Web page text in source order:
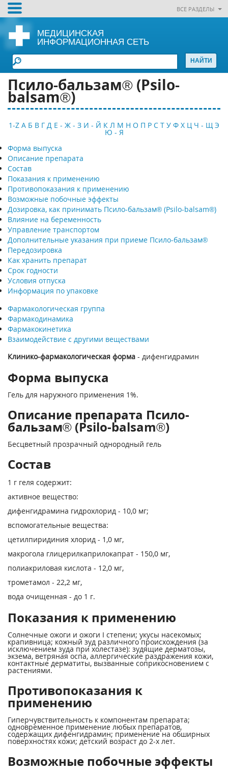
ВСЕ РАЗДЕЛЫ
МЕДИЦИНСКАЯ
ИНФОРМАЦИОННАЯ СЕТЬ
Псило-бальзам® (Psilo-
balsam®)
1-Z А Б В Г Д Е - Ж - З И - Й К Л М Н О П Р С Т У Ф Х Ц Ч - Щ Э
Ю - Я
Форма выпуска
Описание препарата
Состав
Показания к применению
Противопоказания к применению
Возможные побочные эффекты
Дозировка, как принимать Псило-бальзам® (Psilo-balsam®)
Влияние на беременность
Управление транспортом
Дополнительные указания при приеме Псило-бальзам®
Передозировка
Как хранить препарат
Срок годности
Условия отпуска
Информация по упаковке
Фармакологическая группа
Фармакодинамика
Фармакокинетика
Взаимодействие с другими веществами
Клинико-фармакологическая форма - дифенгидрамин
Форма выпуска
Гель для наружного применения 1%.
Описание препарата Псило-
бальзам® (Psilo-balsam®)
Бесцветный прозрачный однородный гель
Состав
1 г геля содержит:
активное вещество:
дифенгидрамина гидрохлорид - 10,0 мг;
вспомогательные вещества:
цетилпиридиния хлорид - 1,0 мг,
макрогола глицерилкаприлокапрат - 150,0 мг,
полиакриловая кислота - 12,0 мг,
трометамол - 22,2 мг,
вода очищенная - до 1 г.
Показания к применению
Солнечные ожоги и ожоги I степени; укусы насекомых;
крапивница; кожный зуд различного происхождения (за
исключением зуда при холестазе): зудящие дерматозы,
экзема, ветряная оспа, аллергические раздражения кожи,
контактные дерматиты, вызванные соприкосновением с
растениями.
Противопоказания к
применению
Гиперчувствительность к компонентам препарата;
одновременное применение любых препаратов,
содержащих дифенгидрамин; применение на обширных
поверхностях кожи; детский возраст до 2-х лет.
Возможные побочные эффекты